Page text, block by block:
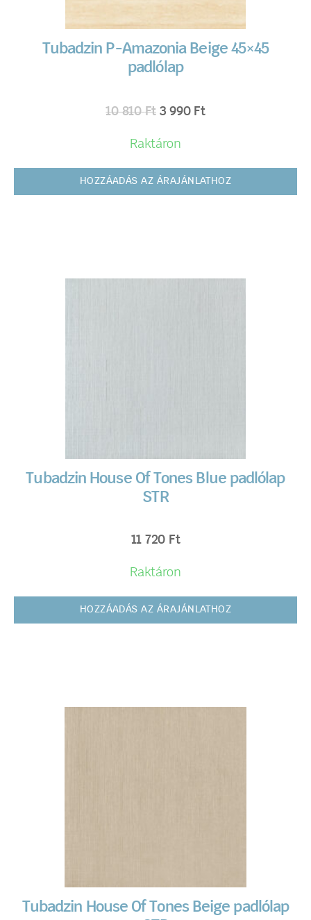
Tubadzin P-Amazonia Beige 45×45
padlólap
10 810Ft 3 990 Ft
Raktáron
HOZZÁADÁS AZ ÁRAJÁNLATHOZ
Tubadzin House Of Tones Blue padlólap
STR
11 720 Ft
Raktáron
HOZZÁADÁS AZ ÁRAJÁNLATHOZ
Tubadzin House Of Tones Beige padlólap